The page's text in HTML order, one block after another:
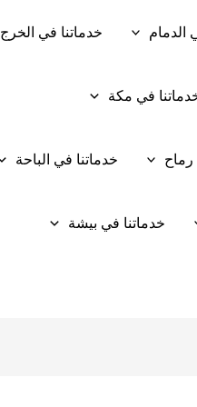
الدمام خدماتنا في الخرج
في مكة
رماح خدماتنا في الباحة
خدماتنا في بيشة